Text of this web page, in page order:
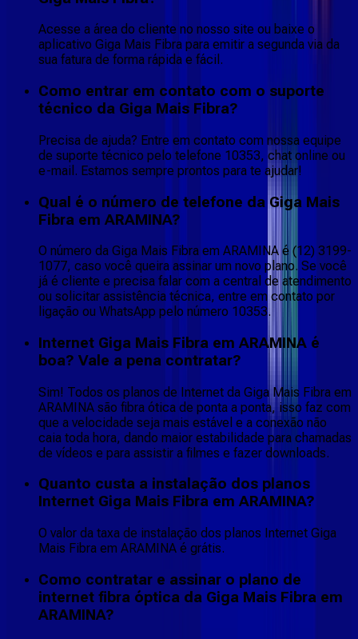
Acesse a área do cliente no nosso site ou baixe o
aplicativo Giga Mais Fibra para emitir a segunda via da
sua fatura de forma rápida e fácil.
Como entrar em contato com o suporte
técnico da Giga Mais Fibra?
Precisa de ajuda? Entre em contato com nossa equipe
de suporte técnico pelo telefone 10353, chat online ou
e-mail. Estamos sempre prontos para te ajudar!
Qual é o número de telefone da Giga Mais
Fibra em ARAMINA?
O número da Giga Mais Fibra em ARAMINA é (12) 3199-
1077, caso você queira assinar um novo plano. Se você
já é cliente e precisa falar com a central de atendimento
ou solicitar assistência técnica, entre em contato por
ligação ou WhatsApp pelo número 10353.
Internet Giga Mais Fibra em ARAMINA é
boa? Vale a pena contratar?
Sim! Todos os planos de Internet da Giga Mais Fibra em
ARAMINA são fibra ótica de ponta a ponta, isso faz com
que a velocidade seja mais estável e a conexão não
caia toda hora, dando maior estabilidade para chamadas
de vídeos e para assistir a filmes e fazer downloads.
Quanto custa a instalação dos planos
Internet Giga Mais Fibra em ARAMINA?
O valor da taxa de instalação dos planos Internet Giga
Mais Fibra em ARAMINA é grátis.
Como contratar e assinar o plano de
internet fibra óptica da Giga Mais Fibra em
ARAMINA?